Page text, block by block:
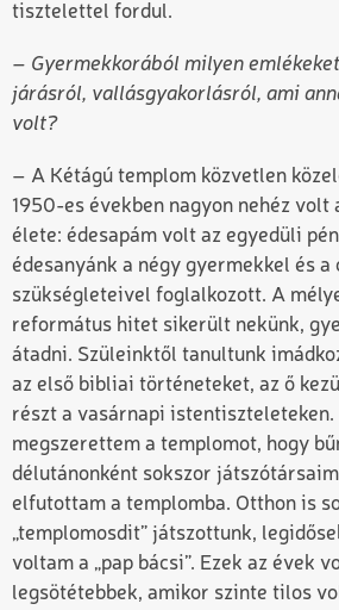
tisztelettel fordul.
– Gyermekkorából milyen
járásról, vallásgyakorlásról, ami
volt?
– A Kétágú templom közvetlen
1950-es években nagyon nehéz volt
élete: édesapám volt az egyedüli
édesanyánk a négy gyermekkel és a
szükségleteivel foglalkozott. A
református hitet sikerült nekünk,
átadni. Szüleinktől tanultunk
az első bibliai történeteket, az ő
részt a vasárnapi istentiszteleteken.
megszerettem a templomot, hogy
délutánonként sokszor
elfutottam a templomba. Otthon is
„templomosdit” játszottunk,
voltam a „pap bácsi”. Ezek az évek
legsötétebbek, amikor szinte tilos